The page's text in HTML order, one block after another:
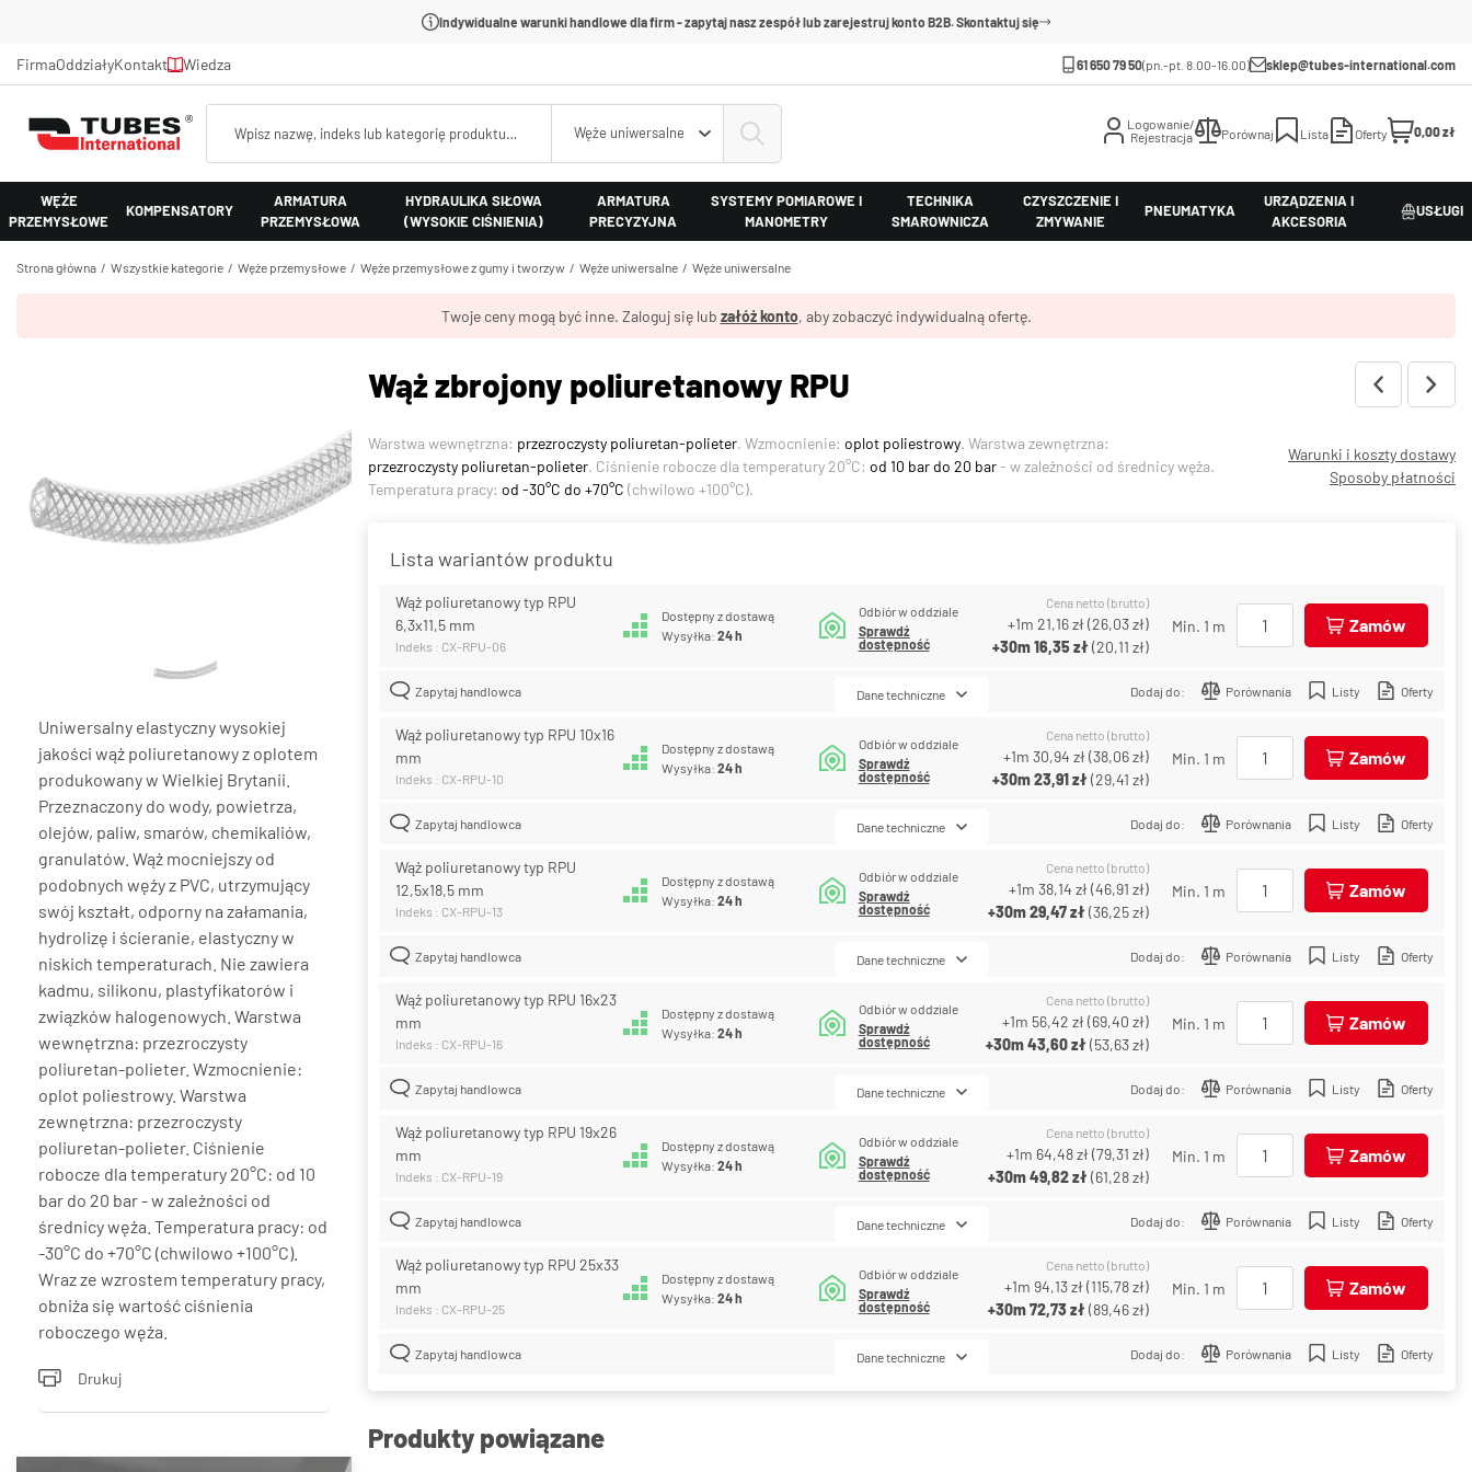
Indywidualne warunki handlowe dla firm - zapytaj nasz zespół lub zarejestruj konto B2B. Skontaktuj się
FirmaOddziałyKontakt Wiedza 61 650 79 50(pn.-pt. 8.00-16.00) sklep@tubes-international.com
Węże uniwersalne
Logowanie/
Rejestracja
Porównaj Lista Oferty 0,00 zł
WĘŻE
PRZEMYSŁOWE
KOMPENSATORY
ARMATURA
PRZEMYSŁOWA
HYDRAULIKA SIŁOWA
(WYSOKIE CIŚNIENIA)
ARMATURA
PRECYZYJNA
SYSTEMY POMIAROWE I
MANOMETRY
TECHNIKA
SMAROWNICZA
CZYSZCZENIE I
ZMYWANIE
PNEUMATYKA
URZĄDZENIA I
AKCESORIA
USŁUGI
Strona główna Wszystkie kategorie Węże przemysłowe Węże przemysłowe z gumy i tworzyw Węże uniwersalne Węże uniwersalne
Twoje ceny mogą być inne. Zaloguj się lub załóż konto, aby zobaczyć indywidualną ofertę.
Uniwersalny elastyczny wysokiej
jakości wąż poliuretanowy z oplotem
produkowany w Wielkiej Brytanii.
Przeznaczony do wody, powietrza,
olejów, paliw, smarów, chemikaliów,
granulatów. Wąż mocniejszy od
podobnych węży z PVC, utrzymujący
swój kształt, odporny na załamania,
hydrolizę i ścieranie, elastyczny w
niskich temperaturach. Nie zawiera
kadmu, silikonu, plastyfikatorów i
związków halogenowych. Warstwa
wewnętrzna: przezroczysty
poliuretan-polieter. Wzmocnienie:
oplot poliestrowy. Warstwa
zewnętrzna: przezroczysty
poliuretan-polieter. Ciśnienie
robocze dla temperatury 20°C: od 10
bar do 20 bar - w zależności od
średnicy węża. Temperatura pracy: od
-30°C do +70°C (chwilowo +100°C).
Wraz ze wzrostem temperatury pracy,
obniża się wartość ciśnienia
roboczego węża.
Drukuj
Wąż zbrojony poliuretanowy RPU
Warstwa wewnętrzna: przezroczysty poliuretan-polieter. Wzmocnienie: oplot poliestrowy. Warstwa zewnętrzna:
przezroczysty poliuretan-polieter. Ciśnienie robocze dla temperatury 20°C: od 10 bar do 20 bar- w zależności od średnicy węża.
Temperatura pracy: od -30°C do +70°C (chwilowo +100°C).
Warunki i koszty dostawy
Sposoby płatności
Lista wariantów produktu
Wąż poliuretanowy typ RPU
6,3x11,5 mm
Indeks : CX-RPU-06
Dostępny z dostawą
Wysyłka:24 h
Odbiór w oddziale
Sprawdź
dostępność
Cena netto (brutto)
+1m 21,16 zł(26,03 zł)
+30m16,35 zł(20,11 zł)
Min. 1 m Zamów
Zapytaj handlowca Dodaj do: Porównania Listy Oferty
Dane techniczne
Wąż poliuretanowy typ RPU 10x16
mm
Indeks : CX-RPU-10
Dostępny z dostawą
Wysyłka:24 h
Odbiór w oddziale
Sprawdź
dostępność
Cena netto (brutto)
+1m 30,94 zł(38,06 zł)
+30m23,91 zł(29,41 zł)
Min. 1 m Zamów
Zapytaj handlowca Dodaj do: Porównania Listy Oferty
Dane techniczne
Wąż poliuretanowy typ RPU
12,5x18,5 mm
Indeks : CX-RPU-13
Dostępny z dostawą
Wysyłka:24 h
Odbiór w oddziale
Sprawdź
dostępność
Cena netto (brutto)
+1m 38,14 zł(46,91 zł)
+30m29,47 zł(36,25 zł)
Min. 1 m Zamów
Zapytaj handlowca Dodaj do: Porównania Listy Oferty
Dane techniczne
Wąż poliuretanowy typ RPU 16x23
mm
Indeks : CX-RPU-16
Dostępny z dostawą
Wysyłka:24 h
Odbiór w oddziale
Sprawdź
dostępność
Cena netto (brutto)
+1m 56,42 zł(69,40 zł)
+30m43,60 zł(53,63 zł)
Min. 1 m Zamów
Zapytaj handlowca Dodaj do: Porównania Listy Oferty
Dane techniczne
Wąż poliuretanowy typ RPU 19x26
mm
Indeks : CX-RPU-19
Dostępny z dostawą
Wysyłka:24 h
Odbiór w oddziale
Sprawdź
dostępność
Cena netto (brutto)
+1m 64,48 zł(79,31 zł)
+30m49,82 zł(61,28 zł)
Min. 1 m Zamów
Zapytaj handlowca Dodaj do: Porównania Listy Oferty
Dane techniczne
Wąż poliuretanowy typ RPU 25x33
mm
Indeks : CX-RPU-25
Dostępny z dostawą
Wysyłka:24 h
Odbiór w oddziale
Sprawdź
dostępność
Cena netto (brutto)
+1m 94,13 zł(115,78 zł)
+30m72,73 zł(89,46 zł)
Min. 1 m Zamów
Zapytaj handlowca Dodaj do: Porównania Listy Oferty
Dane techniczne
Produkty powiązane